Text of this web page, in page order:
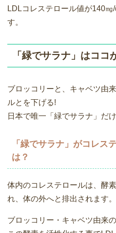
LDLコレステロール値が140
す。
「緑でサラナ」はココ
ブロッコリーと、キャベツ由
ルとを下げる!
日本で唯一「緑でサラナ」だ
「緑でサラナ」がコレス
は？
体内のコレステロールは、酵
れ、体の外へと排出されます。
ブロッコリー・キャベツ由来